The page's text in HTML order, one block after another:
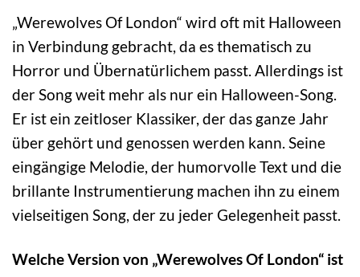
„Werewolves Of London“ wird oft mit Halloween
in Verbindung gebracht, da es thematisch zu
Horror und Übernatürlichem passt. Allerdings ist
der Song weit mehr als nur ein Halloween-Song.
Er ist ein zeitloser Klassiker, der das ganze Jahr
über gehört und genossen werden kann. Seine
eingängige Melodie, der humorvolle Text und die
brillante Instrumentierung machen ihn zu einem
vielseitigen Song, der zu jeder Gelegenheit passt.
Welche Version von „Werewolves Of London“ ist